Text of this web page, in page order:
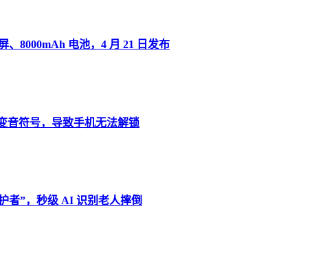
、8000mAh 电池，4 月 21 日发布
音符号，导致手机无法解锁
者”，秒级 AI 识别老人摔倒